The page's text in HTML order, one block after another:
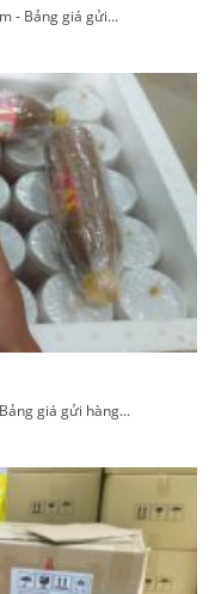
- Bảng giá gửi...
giá gửi hàng...